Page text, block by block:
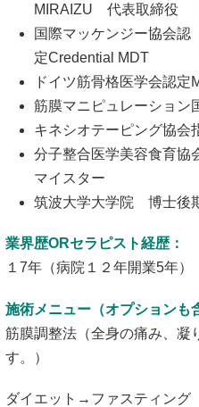
MIRAIZU 代表取締役
国際マッケンジー協会認
定Credential MDT
ドイツ筋骨格医学会認定
筋膜マニピュレーション
キネシオテーピング協
分子整合医学美容食育協
マイスター
筑波大学大学院 博士後
業界歴ORセラピスト経歴：
１7年（病院１２年開業5年）
施術メニュー（オプションも
筋膜調整法（全身の痛み、凝
す。）
ダイエット→ファスティング